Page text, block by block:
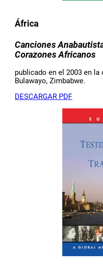
África
Canciones
Corazones Africanos
publicado en el 2003 en
Bulawayo, Zimbabwe.
DESCARGAR PDF